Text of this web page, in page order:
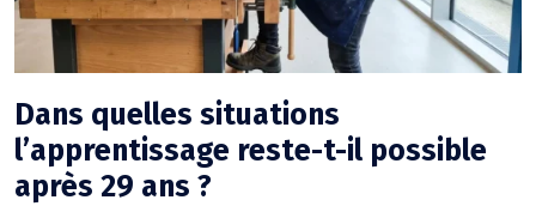
Dans quelles situations
l’apprentissage reste-t-il possible
après 29 ans ?